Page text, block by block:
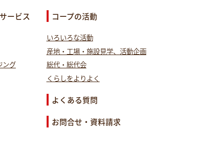
ービス
ング
コープの活動
いろいろな活動
産地・工場・施設見学、活動企画
総代・総代会
くらしをよりよく
よくある質問
お問合せ・資料請求